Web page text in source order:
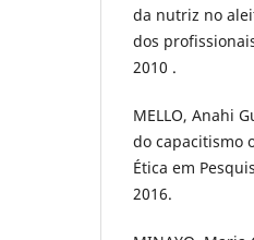
da nutriz no
dos
2010 .
MELLO, Anahi
do capacitismo
Ética em
2016.